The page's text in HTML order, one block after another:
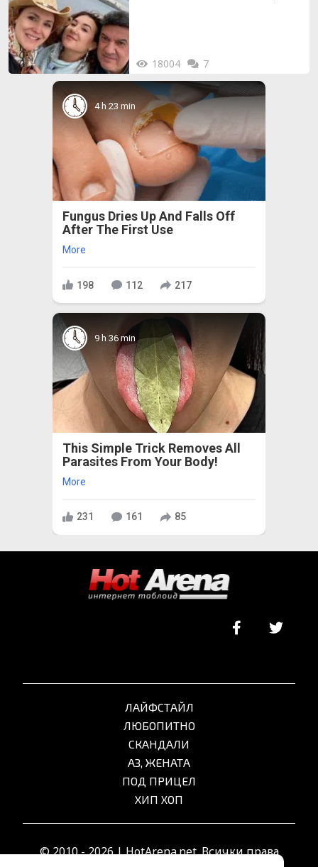
18004 7
4 h 23 min
Fungus Dries Up And Falls Off
After The First Use
More
198 112 217
9 h 36 min
This Simple Trick Removes All
Parasites From Your Body!
More
231 161 85
ЛАЙФСТАЙЛ
ЛЮБОПИТНО
СКАНДАЛИ
АЗ, ЖЕНАТА
ПОД ПРИЦЕЛ
ХИП ХОП
© 2010 - 2026 | HotArena.net. Всички права